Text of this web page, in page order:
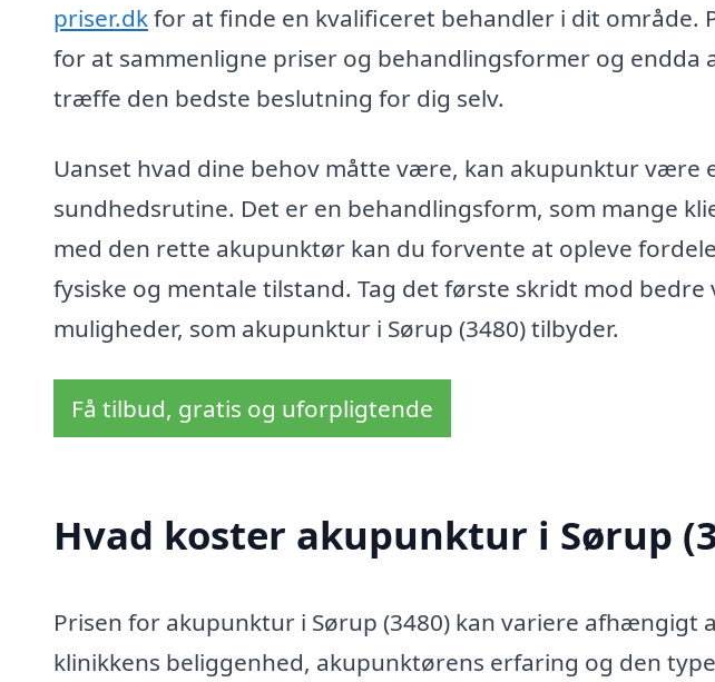
priser.dkfor at finde en kvalificeret behandler i dit område.
for at sammenligne priser og behandlingsformer og endda
træffe den bedste beslutning for dig selv.
Uanset hvad dine behov måtte være, kan akupunktur
sundhedsrutine. Det er en behandlingsform, som mange
med den rette akupunktør kan du forvente at opleve
fysiske og mentale tilstand. Tag det første skridt mod
muligheder, som akupunktur i Sørup (3480) tilbyder.
Få tilbud, gratis og uforpligtende
Hvad koster akupunktur i Sørup
Prisen for akupunktur i Sørup (3480) kan variere afhængigt
klinikkens beliggenhed, akupunktørens erfaring og den